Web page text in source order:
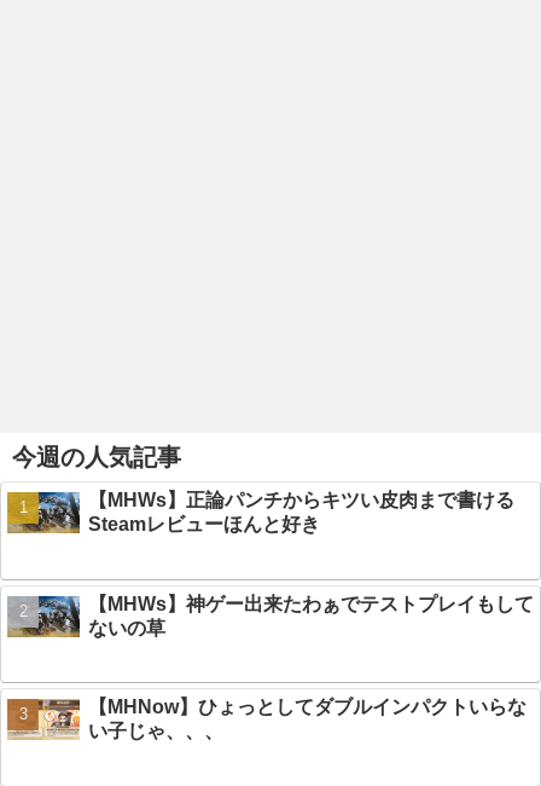
今週の人気記事
【MHWs】正論パンチからキツい皮肉まで書ける
Steamレビューほんと好き
【MHWs】神ゲー出来たわぁでテストプレイもして
ないの草
【MHNow】ひょっとしてダブルインパクトいらな
い子じゃ、、、